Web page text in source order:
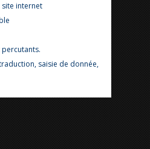
internet
saisie de donnée,